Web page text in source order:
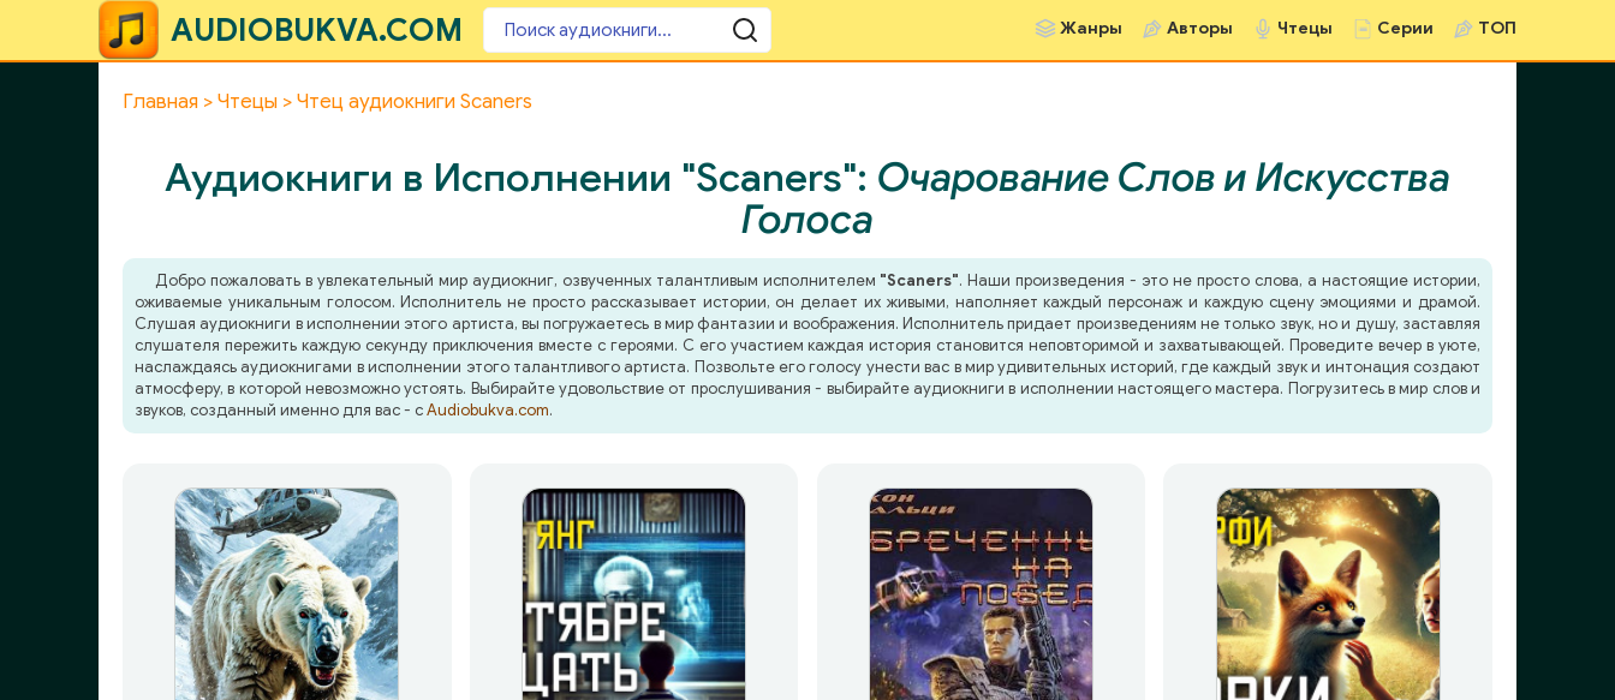
AUDIOBUKVA.COM Жанры Авторы Чтецы Серии ТОП
Главная Чтецы Чтец аудиокниги Scaners
Аудиокниги в Исполнении "Scaners": Очарование Слов и Искусства
Голоса
Добро пожаловать в увлекательный мир аудиокниг, озвученных талантливым исполнителем "Scaners". Наши произведения - это не просто слова, а настоящие истории,
оживаемые уникальным голосом. Исполнитель не просто рассказывает истории, он делает их живыми, наполняет каждый персонаж и каждую сцену эмоциями и драмой.
Слушая аудиокниги в исполнении этого артиста, вы погружаетесь в мир фантазии и воображения. Исполнитель придает произведениям не только звук, но и душу, заставляя
слушателя пережить каждую секунду приключения вместе с героями. С его участием каждая история становится неповторимой и захватывающей. Проведите вечер в уюте,
наслаждаясь аудиокнигами в исполнении этого талантливого артиста. Позвольте его голосу унести вас в мир удивительных историй, где каждый звук и интонация создают
атмосферу, в которой невозможно устоять. Выбирайте удовольствие от прослушивания - выбирайте аудиокниги в исполнении настоящего мастера. Погрузитесь в мир слов и
звуков, созданный именно для вас - сAudiobukva.com.